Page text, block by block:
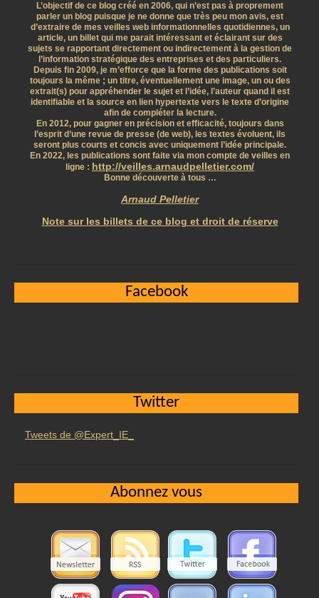
L’objectif de ce blog créé en 2006, qui n’est pas à proprement
parler un blog puisque je ne donne que très peu mon avis, est
d’extraire de mes veilles web informationnelles quotidiennes, un
article, un billet qui me parait intéressant et éclairant sur des
sujets se rapportant directement ou indirectement à la gestion de
l’information stratégique des entreprises et des particuliers.
Depuis fin 2009, je m’efforce que la forme des publications soit
toujours la même ; un titre, éventuellement une image, un ou des
extrait(s) pour appréhender le sujet et l’idée, l’auteur quand il est
identifiable et la source en lien hypertexte vers le texte d’origine
afin de compléter la lecture.
En 2012, pour gagner en précision et efficacité, toujours dans
l’esprit d’une revue de presse (de web), les textes évoluent, ils
seront plus courts et concis avec uniquement l’idée principale.
En 2022, les publications sont faite via mon compte de veilles en
ligne : http://veilles.arnaudpelletier.com/
Bonne découverte à tous …
Arnaud Pelletier
Note sur les billets de ce blog et droit de réserve
Facebook
Twitter
Tweets de @Expert_IE_
Abonnez vous